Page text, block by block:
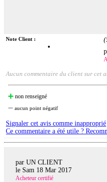
Note Client : (
Aucun commentaire du client sur cet
non renseigné
aucun point négatif
Signaler cet avis comme inapproprié
Ce commentaire a été utile ?
par UN CLIENT
le Sam 18 Mar 2017
Acheteur certifié